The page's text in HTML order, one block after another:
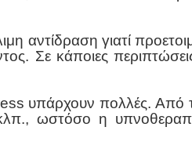
αντίδραση γιατί
Σε κάποιες
υπάρχουν πολλές.
ωστόσο η